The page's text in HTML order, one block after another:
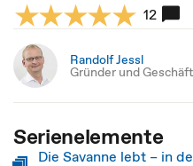
12
Randolf Jessl
Gründer und
Serienelemente
Die Savanne lebt – in